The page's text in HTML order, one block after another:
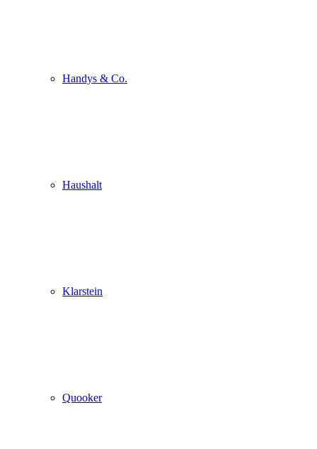
Handys & Co.
Haushalt
Klarstein
Quooker